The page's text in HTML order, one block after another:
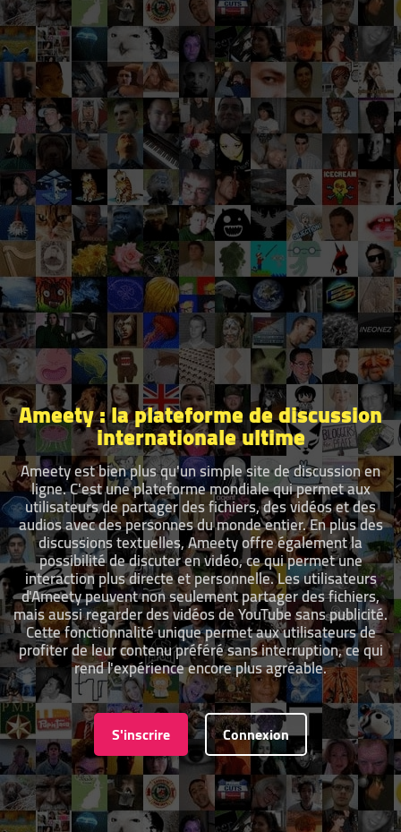
Ameety : la plateforme de discussion
internationale ultime
Ameety est bien plus qu'un simple site de discussion en
ligne. C'est une plateforme mondiale qui permet aux
utilisateurs de partager des fichiers, des vidéos et des
audios avec des personnes du monde entier. En plus des
discussions textuelles, Ameety offre également la
possibilité de discuter en vidéo, ce qui permet une
interaction plus directe et personnelle. Les utilisateurs
d'Ameety peuvent non seulement partager des fichiers,
mais aussi regarder des vidéos de YouTube sans publicité.
Cette fonctionnalité unique permet aux utilisateurs de
profiter de leur contenu préféré sans interruption, ce qui
rend l'expérience encore plus agréable.
S'inscrire Connexion